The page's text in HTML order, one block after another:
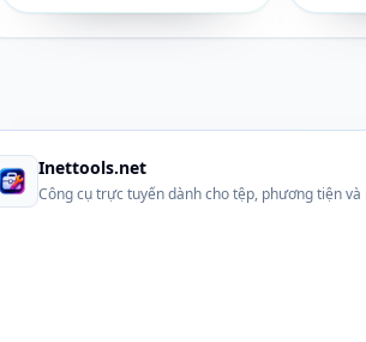
Inettools.net
Công cụ trực tuyến dành cho tệp, phương tiện và